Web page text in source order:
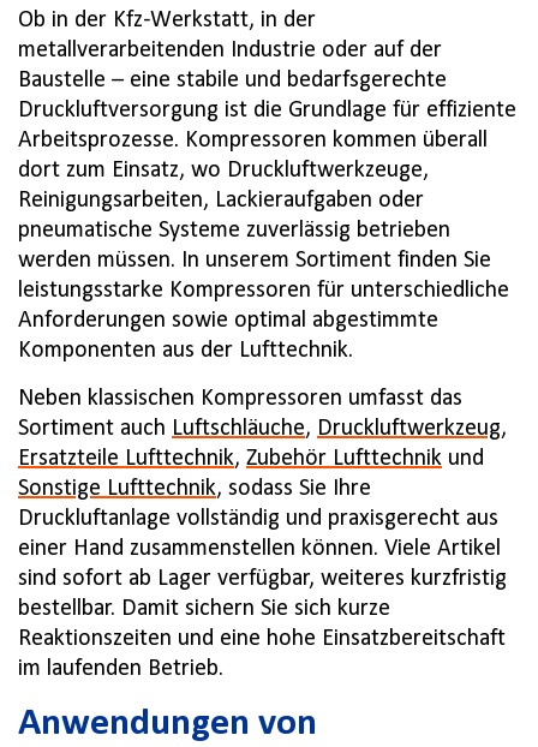
Ob in der Kfz-Werkstatt, in der
metallverarbeitenden Industrie oder auf der
Baustelle – eine stabile und bedarfsgerechte
Druckluftversorgung ist die Grundlage für effiziente
Arbeitsprozesse. Kompressoren kommen überall
dort zum Einsatz, wo Druckluftwerkzeuge,
Reinigungsarbeiten, Lackieraufgaben oder
pneumatische Systeme zuverlässig betrieben
werden müssen. In unserem Sortiment finden Sie
leistungsstarke Kompressoren für unterschiedliche
Anforderungen sowie optimal abgestimmte
Komponenten aus der Lufttechnik.
Neben klassischen Kompressoren umfasst das
Sortiment auch Luftschläuche, Druckluftwerkzeug,
Ersatzteile Lufttechnik, Zubehör Lufttechnik und
Sonstige Lufttechnik, sodass Sie Ihre
Druckluftanlage vollständig und praxisgerecht aus
einer Hand zusammenstellen können. Viele Artikel
sind sofort ab Lager verfügbar, weiteres kurzfristig
bestellbar. Damit sichern Sie sich kurze
Reaktionszeiten und eine hohe Einsatzbereitschaft
im laufenden Betrieb.
Anwendungen von